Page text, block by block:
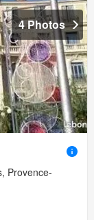
4 Photos
Provence-